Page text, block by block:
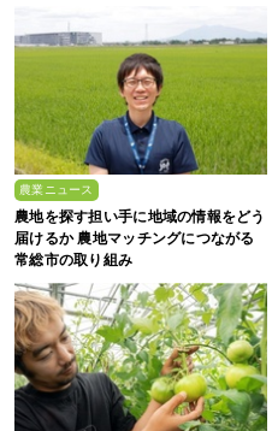
農業ニュース
農地を探す担い手に地域の情報をどう
届けるか 農地マッチングにつながる
常総市の取り組み